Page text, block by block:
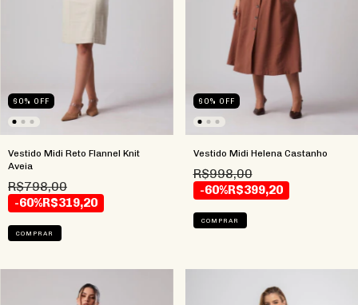
60% OFF
Vestido Midi Reto Flannel Knit
Aveia
R$798,00
-60%R$319,20
COMPRAR
60% OFF
Vestido Midi Helena Castanho
R$998,00
-60%R$399,20
COMPRAR